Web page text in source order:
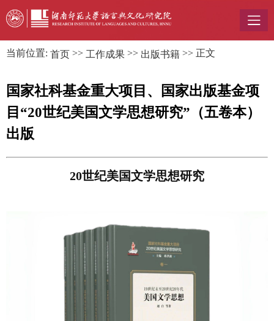
当前位置: 首页 >> 工作成果 >> 出版书籍 >> 正文
国家社科基金重大项目、国家出版基金项
目“20世纪美国文学思想研究”（五卷本）
出版
20世纪美国文学思想研究